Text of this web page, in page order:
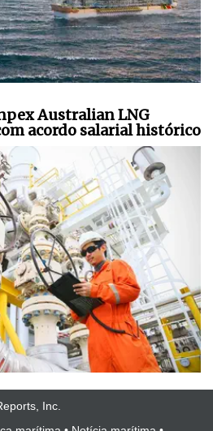
Australian LNG
acordo salarial histórico
Inc.